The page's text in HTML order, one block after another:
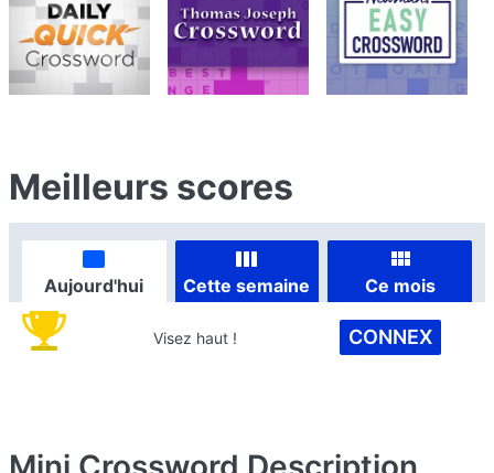
Meilleurs scores
Aujourd'hui Cette semaine Ce mois
Visez haut ! CONNEX